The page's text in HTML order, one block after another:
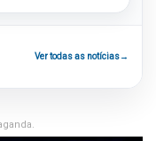
Ver todas as notícias→